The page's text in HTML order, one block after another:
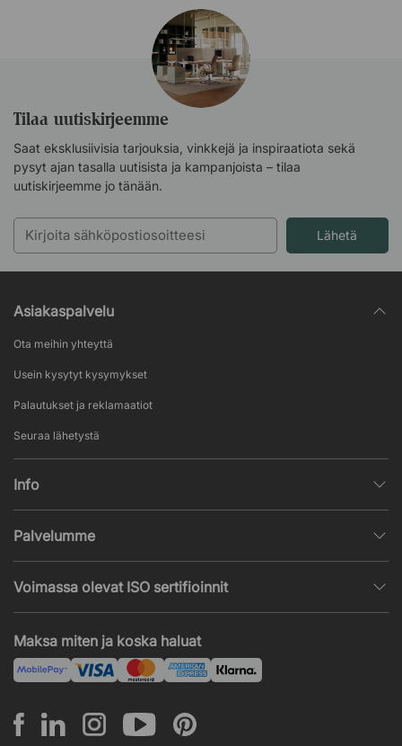
Tilaa uutiskirjeemme
Saat eksklusiivisia tarjouksia, vinkkejä ja inspiraatiota sekä
pysyt ajan tasalla uutisista ja kampanjoista – tilaa
uutiskirjeemme jo tänään.
Lähetä
Asiakaspalvelu
Ota meihin yhteyttä
Usein kysytyt kysymykset
Palautukset ja reklamaatiot
Seuraa lähetystä
Info
Suosittuja sivuja
Palvelumme
Asennus
Maksa miten ja koska haluat
Voimassa olevat ISO sertifioinnit
ISO 14001
ISO 45001